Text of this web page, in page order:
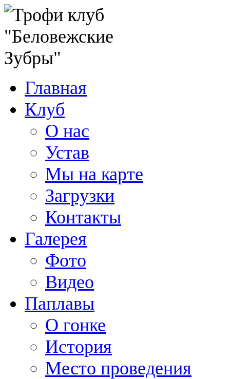
Главная
Клуб
О нас
Устав
Мы на карте
Загрузки
Контакты
Галерея
Фото
Видео
Паплавы
О гонке
История
Место проведения